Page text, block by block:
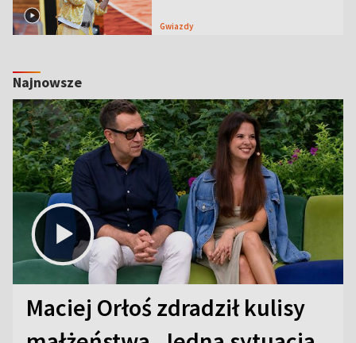
Gwiazdy
Najnowsze
Maciej Orłoś zdradził kulisy